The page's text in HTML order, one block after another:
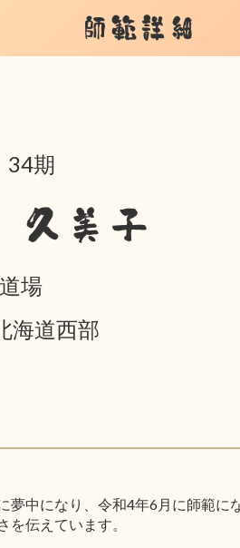
師範詳細
34期
久美子
場
海道西部
中になり、令和4年6月に師範に
伝えています。